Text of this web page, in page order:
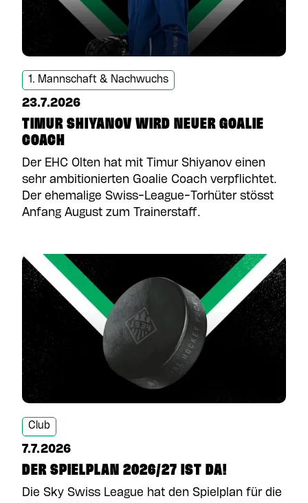
1. Mannschaft & Nachwuchs
23.7.2026
TIMUR SHIYANOV WIRD NEUER GOALIE
COACH
Der EHC Olten hat mit Timur Shiyanov einen
sehr ambitionierten Goalie Coach verpflichtet.
Der ehemalige Swiss-League-Torhüter stösst
Anfang August zum Trainerstaff.
Club
7.7.2026
DER SPIELPLAN 2026/27 IST DA!
Die Sky Swiss League hat den Spielplan für die